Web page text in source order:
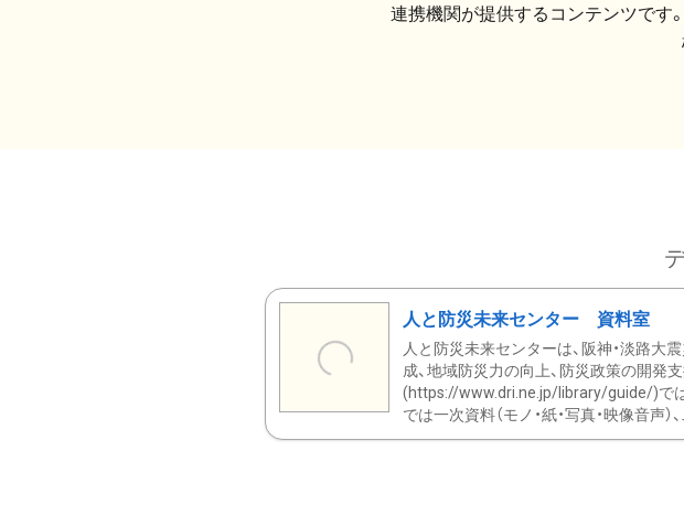
連携機関が提供するコンテンツです。
人と防災未来センター 資料室
人と防災未来センターは、阪神・淡路大
成、地域防災力の向上、防災政策の開発
(https://www.dri.ne.jp/library/guide/)では
では一次資料（モノ・紙・写真・映像音声）